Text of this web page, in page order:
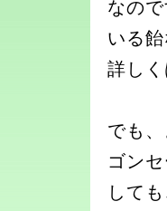
なの
いる飴
詳し
でも
ゴン
して